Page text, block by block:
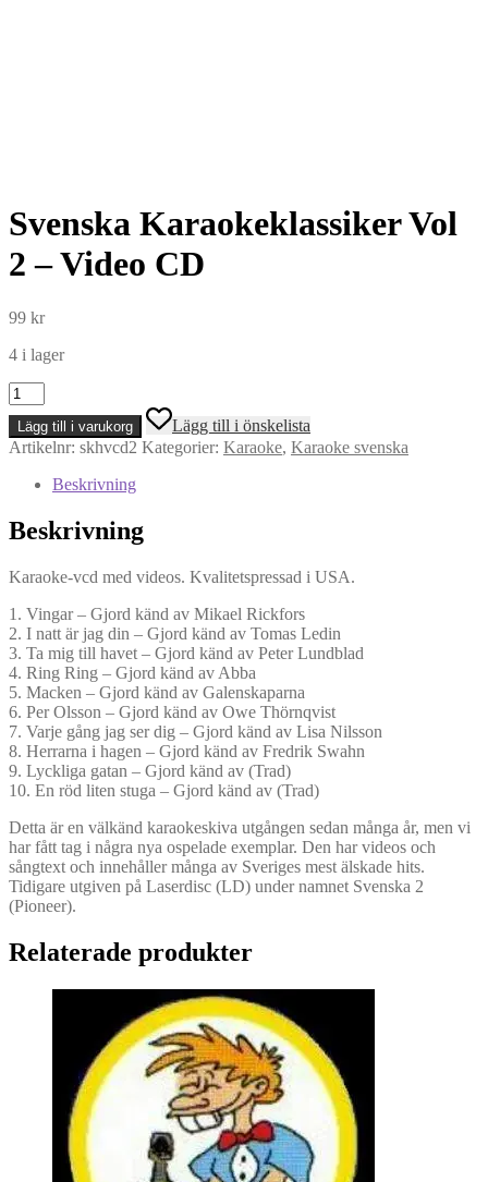
Svenska Karaokeklassiker Vol
2 – Video CD
99 kr
4 i lager
Svenska
Karaokeklassiker
Vol
2
Video
mängd
Lägg till i varukorg
Lägg till i önskelista
Artikelnr: skhvcd2 Kategorier: Karaoke, Karaoke svenska
Beskrivning
Beskrivning
Karaoke-vcd med videos. Kvalitetspressad i USA.
1. Vingar – Gjord känd av Mikael Rickfors
2. I natt är jag din – Gjord känd av Tomas Ledin
3. Ta mig till havet – Gjord känd av Peter Lundblad
4. Ring Ring – Gjord känd av Abba
5. Macken – Gjord känd av Galenskaparna
6. Per Olsson – Gjord känd av Owe Thörnqvist
7. Varje gång jag ser dig – Gjord känd av Lisa Nilsson
8. Herrarna i hagen – Gjord känd av Fredrik Swahn
9. Lyckliga gatan – Gjord känd av (Trad)
10. En röd liten stuga – Gjord känd av (Trad)
Detta är en välkänd karaokeskiva utgången sedan många år, men vi
har fått tag i några nya ospelade exemplar. Den har videos och
sångtext och innehåller många av Sveriges mest älskade hits.
Tidigare utgiven på Laserdisc (LD) under namnet Svenska 2
(Pioneer).
Relaterade produkter